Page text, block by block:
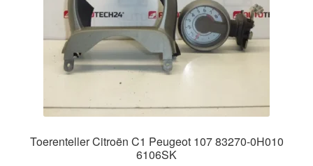
Toerenteller Citroën C1 Peugeot 107 83270-0H010
6106SK